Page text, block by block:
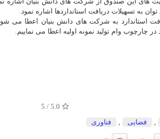
به تسهیلات دریافت استانداردها اشاره نمود.
های دریافت استاندارد به شركت های دانش بنیان اعطا
5.0
/
5
فضایی فناوری